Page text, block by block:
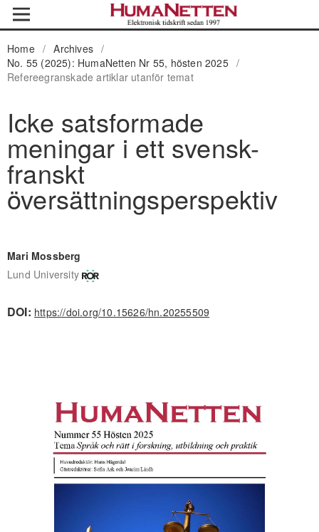
Home / Archives /
No. 55 (2025): HumaNetten Nr 55, hösten 2025 /
Refereegranskade artiklar utanför temat
Icke satsformade
meningar i ett svensk-
franskt
översättningsperspektiv
Mari Mossberg
Lund University
DOI: https://doi.org/10.15626/hn.20255509